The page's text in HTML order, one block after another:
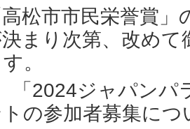
松市市民栄誉賞」
まり次第、改め
。
「2024ジャパンパ
の参加者募集に